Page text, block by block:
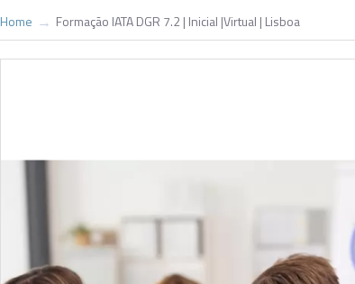
Home Formação IATA DGR 7.2 | Inicial |Virtual | Lisboa